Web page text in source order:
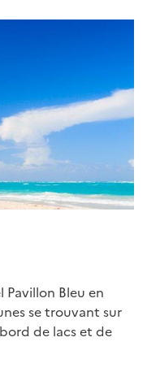
Pavillon Bleu en
se trouvant sur
de lacs et de